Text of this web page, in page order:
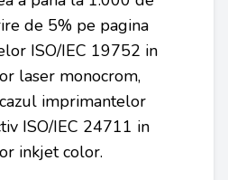
de 5% pe pagina
ISO/IEC 19752 in
laser monocrom,
imprimantelor
ISO/IEC 24711 in
inkjet color.